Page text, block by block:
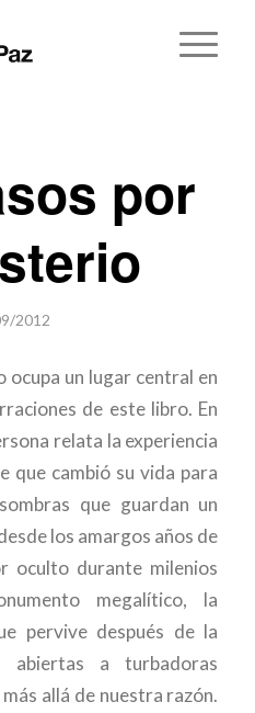
por
2012
ocupa un lugar central en
de este libro. En
relata la experiencia
que cambió su vida para
que guardan un
los amargos años de
oculto durante milenios
megalítico, la
pervive después de la
abiertas a turbadoras
allá de nuestra razón.